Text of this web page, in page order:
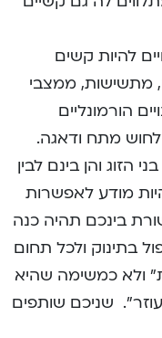
להיות קשים
מתשישות, ממצבי
הורמונליים
לחוש מתח ודאגה.
הזוג והן בינם לבין
מודע לאפשרות
בינכם תהיה כנה
בתינוק ולכל תחום
ולא כמשימה שהיא
שניכם שותפים